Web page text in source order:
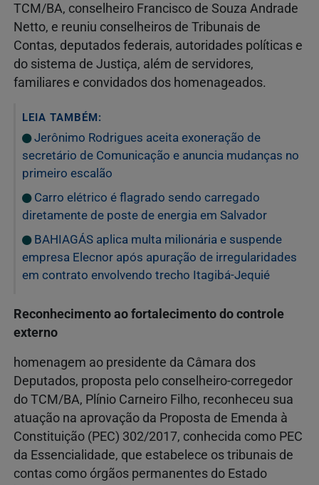
TCM/BA, conselheiro Francisco de Souza Andrade
Netto, e reuniu conselheiros de Tribunais de
Contas, deputados federais, autoridades políticas e
do sistema de Justiça, além de servidores,
familiares e convidados dos homenageados.
LEIA TAMBÉM:
Jerônimo Rodrigues aceita exoneração de
secretário de Comunicação e anuncia mudanças no
primeiro escalão
Carro elétrico é flagrado sendo carregado
diretamente de poste de energia em Salvador
BAHIAGÁS aplica multa milionária e suspende
empresa Elecnor após apuração de irregularidades
em contrato envolvendo trecho Itagibá-Jequié
Reconhecimento ao fortalecimento do controle
externo
homenagem ao presidente da Câmara dos
Deputados, proposta pelo conselheiro-corregedor
do TCM/BA, Plínio Carneiro Filho, reconheceu sua
atuação na aprovação da Proposta de Emenda à
Constituição (PEC) 302/2017, conhecida como PEC
da Essencialidade, que estabelece os tribunais de
contas como órgãos permanentes do Estado